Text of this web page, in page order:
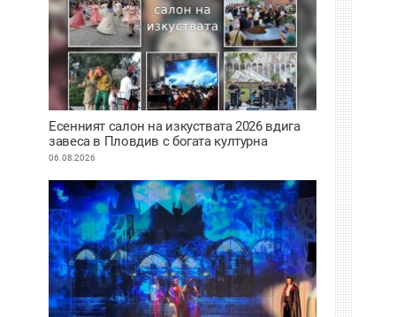
Есенният салон на изкуствата 2026 вдига
завеса в Пловдив с богата културна
програма
06.08.2026